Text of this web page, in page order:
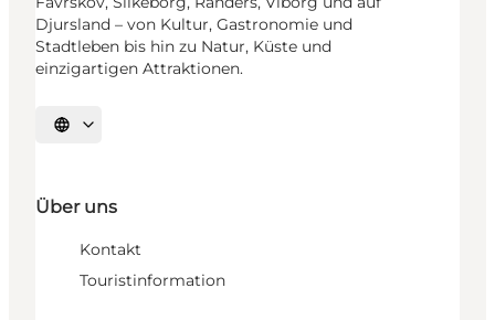
Djursland – von Kultur, Gastronomie und
Stadtleben bis hin zu Natur, Küste und
einzigartigen Attraktionen.
Sprache auswählen
Über uns
Kontakt
Touristinformation